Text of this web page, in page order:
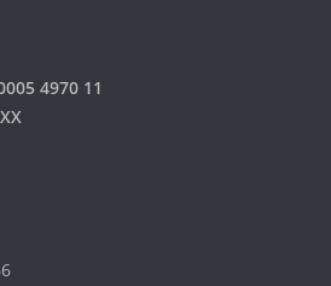
4970 11